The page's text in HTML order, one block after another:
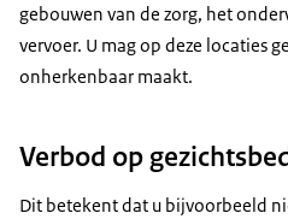
gebouwen van de zorg, het
vervoer. U mag op deze locaties
onherkenbaar maakt.
Verbod op
Dit betekent dat u bijvoorbeeld